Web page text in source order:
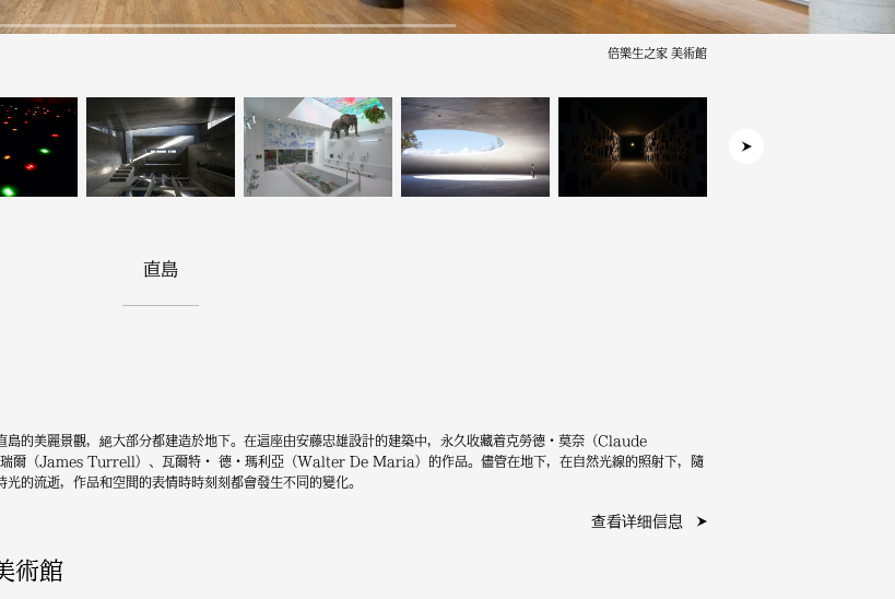
倍樂生之家 美術館
直島
島的美麗景觀，絕大部分都建造於地下。在這座由安藤忠雄設計的建築中，永久收藏着克勞德・莫奈（Claude
爾（James Turrell）、瓦爾特・ 德・瑪利亞（Walter De Maria）的作品。儘管在地下，在自然光線的照射下，隨
光的流逝，作品和空間的表情時時刻刻都會發生不同的變化。
查看详细信息
術館